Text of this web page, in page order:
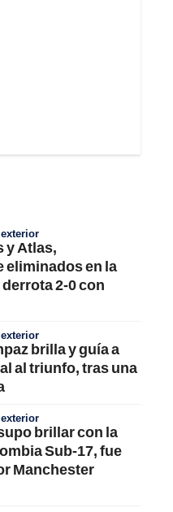
y Atlas,
eliminados en la
2-0 con
brilla y guía a
al triunfo, tras una
brillar con la
Sub-17, fue
Manchester